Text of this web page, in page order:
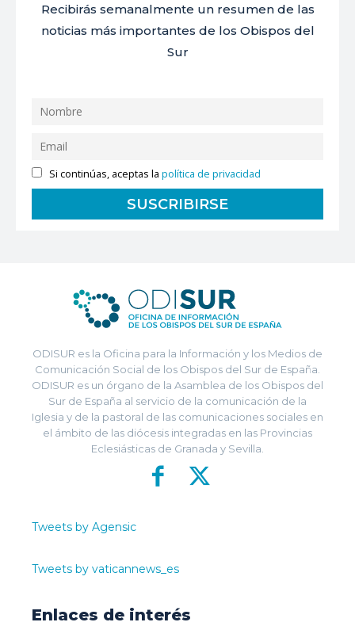
Recibirás semanalmente un resumen de las
noticias más importantes de los Obispos del
Sur
Si continúas, aceptas lapolítica de privacidad
ODISUR es la Oficina para la Información y los Medios de
Comunicación Social de los Obispos del Sur de España.
ODISUR es un órgano de la Asamblea de los Obispos del
Sur de España al servicio de la comunicación de la
Iglesia y de la pastoral de las comunicaciones sociales en
el ámbito de las diócesis integradas en las Provincias
Eclesiásticas de Granada y Sevilla.
Tweets by Agensic
Tweets by vaticannews_es
Enlaces de interés